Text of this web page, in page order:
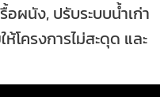
ผนัง, ปรับระบบน้ำเก่า
ครงการไม่สะดุด และ